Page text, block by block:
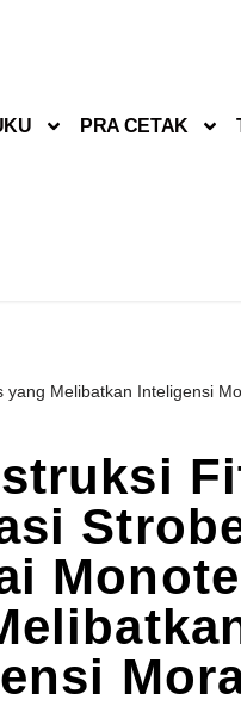
PRA CETAK
Melibatkan Inteligensi